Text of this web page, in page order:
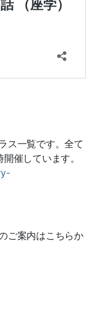
ス一覧です。全て
催しています。
ご案内はこちらか